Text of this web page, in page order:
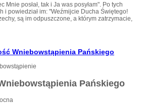
Mnie posłał, tak i Ja was posyłam". Po tych
i powiedział im: "Weźmijcie Ducha Świętego!
są im odpuszczone, a którym zatrzymacie,
Wniebowstąpienia Pańskiego
Pańskiego